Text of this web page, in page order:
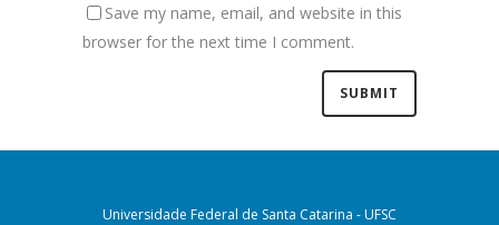
Save my name, email, and website in this
browser for the next time I comment.
Universidade Federal de Santa Catarina - UFSC